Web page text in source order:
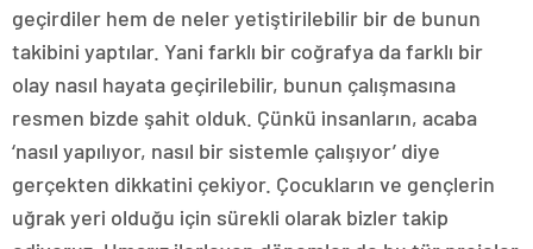
geçirdiler hem de neler yetiştirilebilir bir de bunun
takibini yaptılar. Yani farklı bir coğrafya da farklı bir
olay nasıl hayata geçirilebilir, bunun çalışmasına
resmen bizde şahit olduk. Çünkü insanların, acaba
‘nasıl yapılıyor, nasıl bir sistemle çalışıyor’ diye
gerçekten dikkatini çekiyor. Çocukların ve gençlerin
uğrak yeri olduğu için sürekli olarak bizler takip